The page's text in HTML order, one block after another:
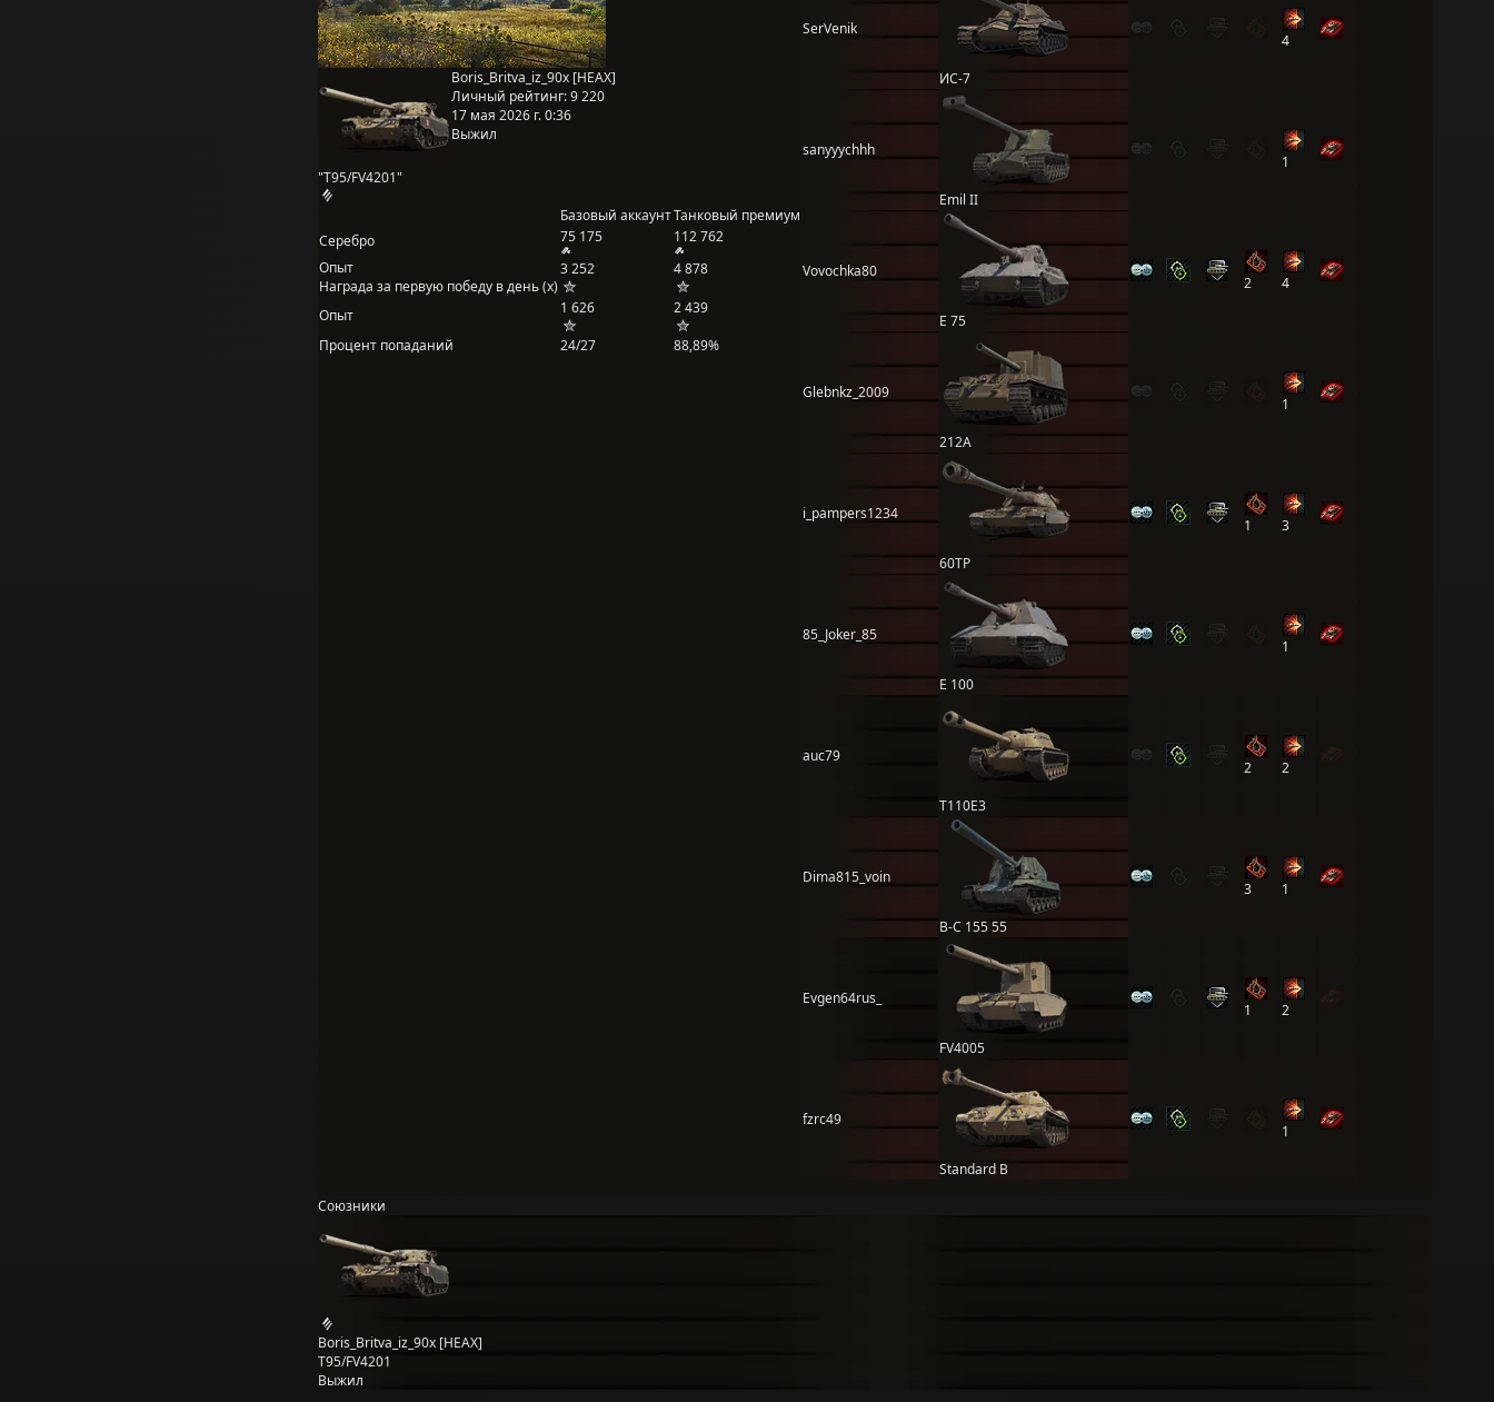
"T95/FV4201"
Boris_Britva_iz_90x [HEAX]
Личный рейтинг:9 220
17 мая 2026 г. 0:36
Выжил
Базовый аккаунтТанковый премиум
Серебро
75 175
112 762
Опыт
Награда за первую победу в день (x)
3 252 4 878
Опыт 1 626
2 439
Процент попаданий
24/27 88,89%
SerVenik
ИС-7
4
sanyyychhh
Emil II
1
Vovochka80
E 75
2 4
Glebnkz_2009
212А
1
i_pampers1234
60TP
1 3
85_Joker_85
E 100
1
auc79
T110E3
2 2
Dima815_voin
B-C 155 55
3 1
Evgen64rus_
FV4005
1 2
fzrc49
Standard B
1
Союзники
Boris_Britva_iz_90x [HEAX]
T95/FV4201
Выжил